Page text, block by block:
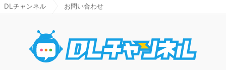
DLチャンネル お問い合わせ